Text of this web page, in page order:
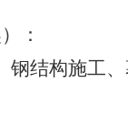
：
结构施工